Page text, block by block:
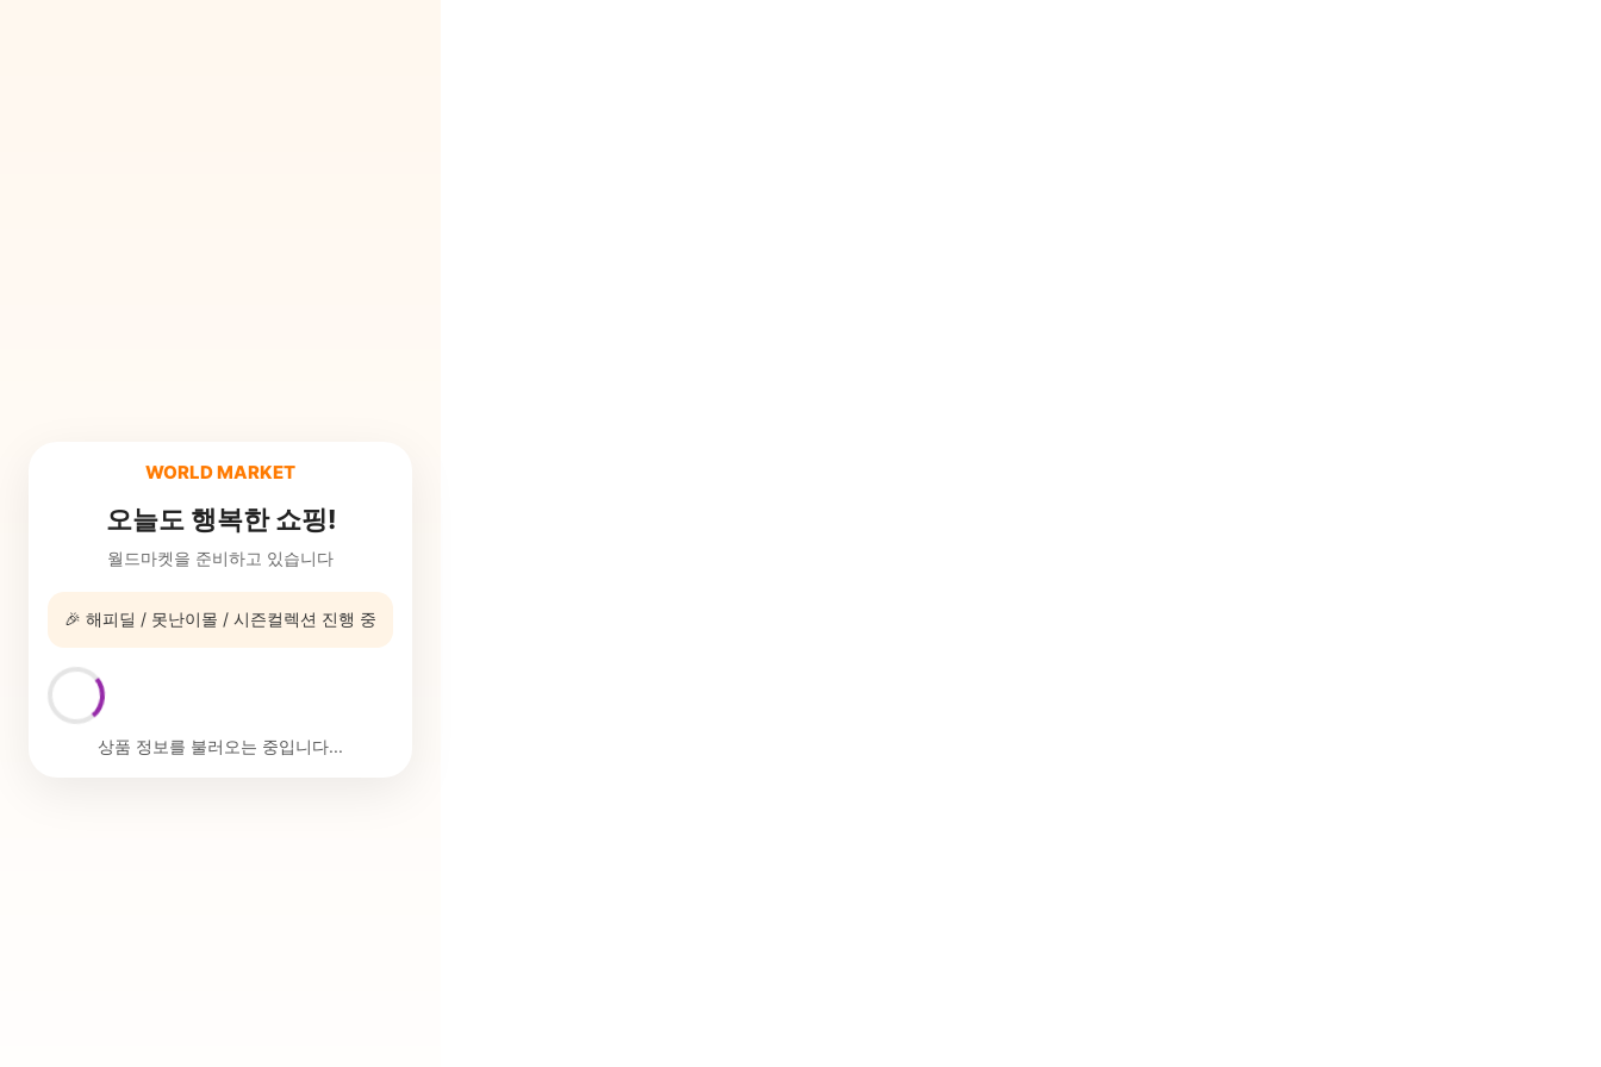
WORLD MARKET
오늘도 행복한 쇼핑!
월드마켓을 준비하고 있습니다
🎉 해피딜 / 못난이몰 / 시즌컬렉션 진행 중
상품 정보를 불러오는 중입니다...